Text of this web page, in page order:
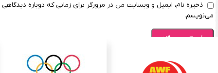
ذخیره نام، ایمیل و وبسایت من در مرورگر برای زمانی که دوباره دیدگاهی
می‌نویسم.